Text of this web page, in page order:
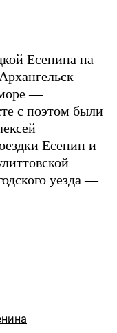
Есенина на
—
—
с поэтом были
Есенин и
уезда —